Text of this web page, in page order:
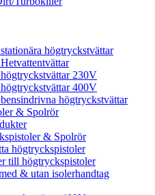
högtryckstvättar
230V
400V
högtryckstvättar
& Spolrör
& Spolrör
högtryckspistoler
till högtryckspistoler
& utan isolerhandtag